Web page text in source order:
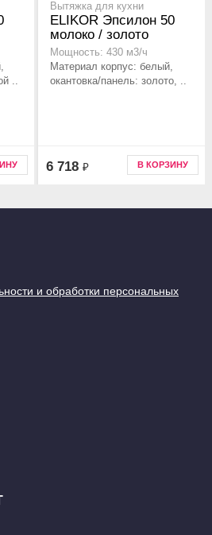
..
Вытяжка для кухни
ELIKOR Эпсилон 50
молоко / золото
Мощность: 430 м3/ч
Материал корпус: белый,
окантовка/панель: золото, ..
6 718 ₽ В КОРЗИНУ
и обработки персональных